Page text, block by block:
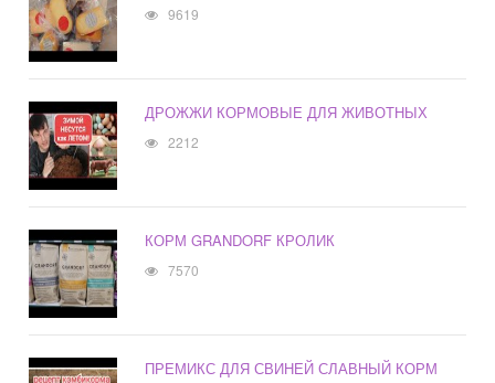
9619
ДРОЖЖИ КОРМОВЫЕ ДЛЯ ЖИВОТНЫХ
2212
КОРМ GRANDORF КРОЛИК
7570
ПРЕМИКС ДЛЯ СВИНЕЙ СЛАВНЫЙ КОРМ